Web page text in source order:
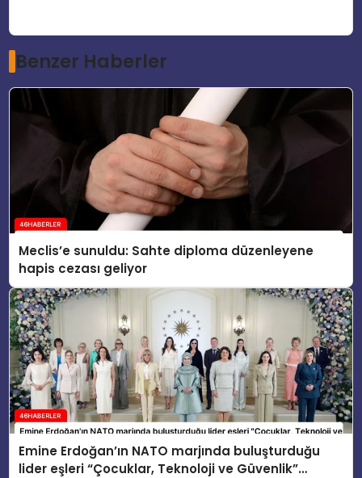
Benzer Haberler
Meclis’e sunuldu: Sahte diploma düzenleyene
hapis cezası geliyor
Emine Erdoğan’ın NATO marjında buluşturduğu
lider eşleri “Çocuklar, Teknoloji ve Güvenlik”